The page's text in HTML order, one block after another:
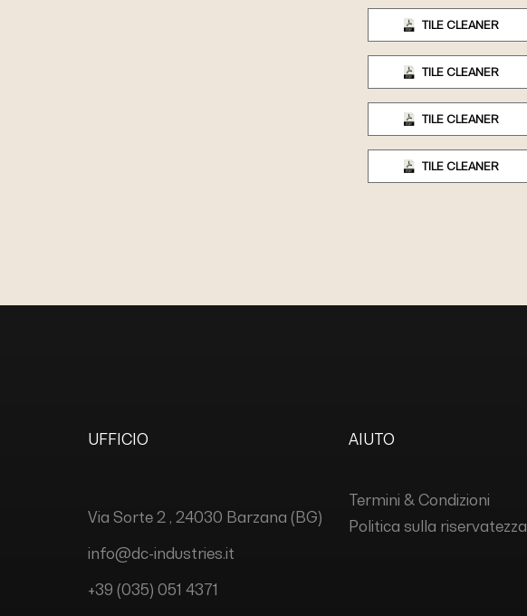
TILE CLEANER
TILE CLEANER
TILE CLEANER
TILE CLEANER
UFFICIO
Via Sorte 2 , 24030 Barzana (BG)
info@dc-industries.it
+39 (035) 051 4371
AIUTO
Termini & Condizioni
Politica sulla riservatezza